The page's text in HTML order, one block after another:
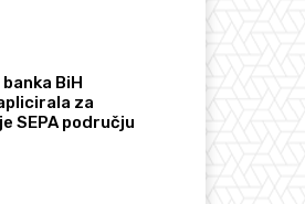
BiH
za
SEPA području